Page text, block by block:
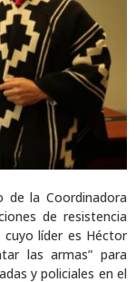
de la Coordinadora
de resistencia
líder es Héctor
las armas” para
y policiales en el